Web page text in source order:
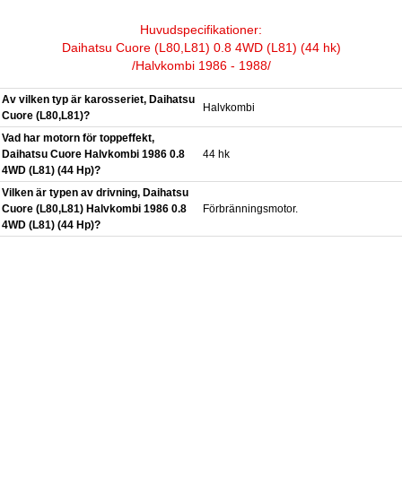
Huvudspecifikationer:
Daihatsu Cuore (L80,L81) 0.8 4WD (L81) (44 hk)
/Halvkombi 1986 - 1988/
Av vilken typ är karosseriet, Daihatsu
Cuore (L80,L81)?
Halvkombi
Vad har motorn för toppeffekt,
Daihatsu Cuore Halvkombi 1986 0.8
4WD (L81) (44 Hp)?
44 hk
Vilken är typen av drivning, Daihatsu
Cuore (L80,L81) Halvkombi 1986 0.8
4WD (L81) (44 Hp)?
Förbränningsmotor.